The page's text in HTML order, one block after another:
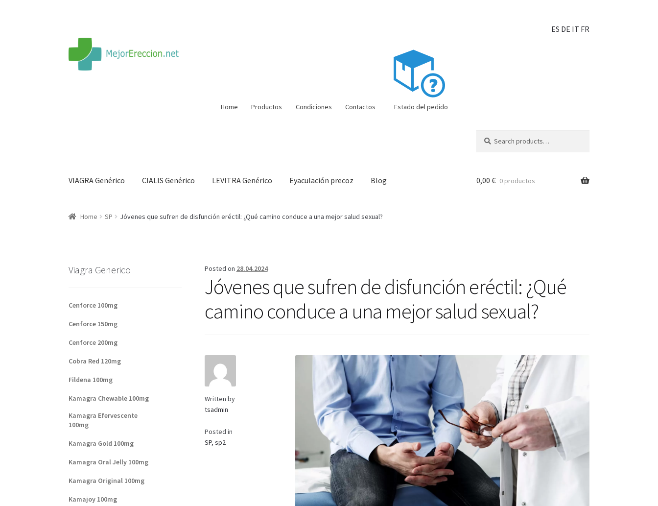
ES DE IT FR
Home Productos Condiciones Contactos Estado del pedido
VIAGRA Genérico CIALIS Genérico LEVITRA Genérico Eyaculación precoz Blog
Inicio Rueda de la fortuna Echar fiesta Solución barata Super amoureux Viaje romántico. Faire la fête
Impressum Mi cuenta Pago
0,00 € 0 productos
Home SP Jóvenes que sufren de disfunción eréctil: ¿Qué camino conduce a una mejor salud sexual?
Posted on 28.04.2024
Jóvenes que sufren de disfunción eréctil: ¿Qué
camino conduce a una mejor salud sexual?
Written by
tsadmin
Posted in
SP, sp2
Viagra Generico
Cenforce 100mg
Cenforce 150mg
Cenforce 200mg
Cobra Red 120mg
Fildena 100mg
Kamagra Chewable 100mg
Kamagra Efervescente
100mg
Kamagra Gold 100mg
Kamagra Oral Jelly 100mg
Kamagra Original 100mg
Kamajoy 100mg